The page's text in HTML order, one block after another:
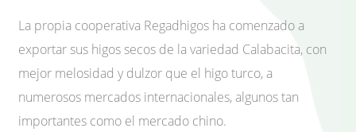
La propia cooperativa Regadhigos ha comenzado a
exportar sus higos secos de la variedad Calabacita, con
mejor melosidad y dulzor que el higo turco, a
numerosos mercados internacionales, algunos tan
importantes como el mercado chino.